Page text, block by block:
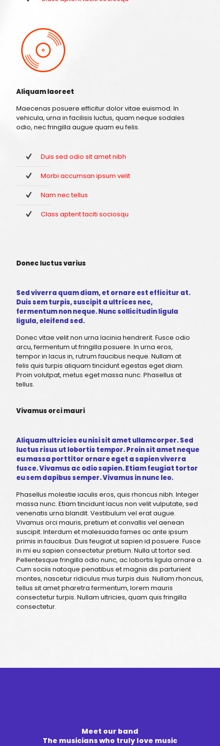
Aliquam laoreet
Maecenas posuere efficitur dolor vitae euismod. In
vehicula, urna in facilisis luctus, quam neque sodales
odio, nec fringilla augue quam eu felis.
Duis sed odio sit amet nibh
Morbi accumsan ipsum velit
Nam nec tellus
Class aptent taciti sociosqu
Donec luctus varius
Sed viverra quam diam, et ornare est efficitur at.
Duis sem turpis, suscipit a ultrices nec,
fermentum non neque. Nunc sollicitudin ligula
ligula, eleifend sed.
Donec vitae velit non urna lacinia hendrerit. Fusce odio
arcu, fermentum ut fringilla posuere. In urna eros,
tempor in lacus in, rutrum faucibus neque. Nullam at
felis quis turpis aliquam tincidunt egestas eget diam.
Proin volutpat, metus eget massa nunc. Phasellus at
tellus.
Vivamus orci mauri
Aliquam ultricies eu nisi sit amet ullamcorper. Sed
luctus risus ut lobortis tempor. Proin sit amet neque
eu massa porttitor ornare eget a sapien viverra
fusce. Vivamus ac odio sapien. Etiam feugiat tortor
eu sem dapibus semper. Vivamus in nunc leo.
Phasellus molestie iaculis eros, quis rhoncus nibh. Integer
massa nunc. Etiam tincidunt lacus non velit vulputate, sed
venenatis urna blandit. Vestibulum vel erat augue.
Vivamus orci mauris, pretium et convallis vel aenean
suscipit. Interdum et malesuada fames ac ante ipsum
primis in faucibus. Duis feugiat ut sapien id posuere. Fusce
in mi eu sapien consectetur pretium. Nulla ut tortor sed.
Pellentesque fringilla odio nunc, ac lobortis ligula ornare a.
Cum sociis natoque penatibus et magnis dis parturient
montes, nascetur ridiculus mus turpis duis. Nullam rhoncus,
tellus sit amet pharetra fermentum, lorem mauris
consectetur turpis. Nullam ultricies, quam quis fringilla
consectetur.
Meet our band
The musicians who truly love music